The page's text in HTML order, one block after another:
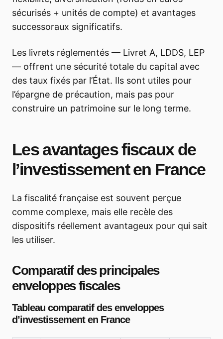
sécurisés + unités de compte) et avantages
successoraux significatifs.
Les livrets réglementés — Livret A, LDDS, LEP
— offrent une sécurité totale du capital avec
des taux fixés par l’État. Ils sont utiles pour
l’épargne de précaution, mais pas pour
construire un patrimoine sur le long terme.
Les avantages fiscaux de
l’investissement en France
La fiscalité française est souvent perçue
comme complexe, mais elle recèle des
dispositifs réellement avantageux pour qui sait
les utiliser.
Comparatif des principales
enveloppes fiscales
Tableau comparatif des enveloppes
d’investissement en France